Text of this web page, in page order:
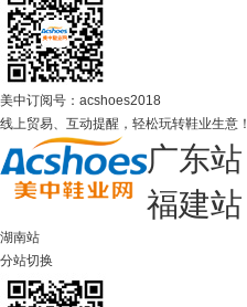
美中订阅号：acshoes2018
线上贸易、互动提醒，轻松玩转鞋业生意！
广东站
福建站
湖南站
分站切换